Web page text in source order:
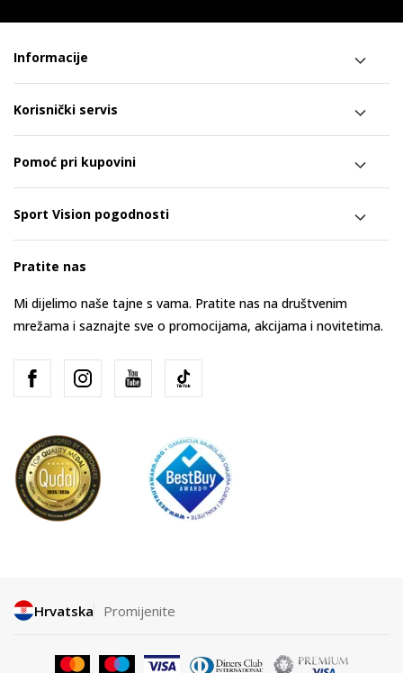
Informacije
Korisnički servis
Pomoć pri kupovini
Sport Vision pogodnosti
Pratite nas
Mi dijelimo naše tajne s vama. Pratite nas na društvenim
mrežama i saznajte sve o promocijama, akcijama i novitetima.
Hrvatska Promijenite